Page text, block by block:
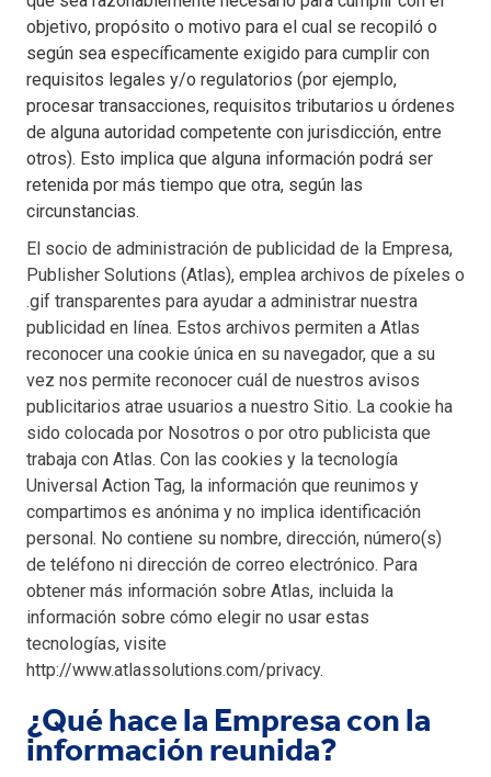
objetivo, propósito o motivo para el cual se recopiló o
según sea específicamente exigido para cumplir con
requisitos legales y/o regulatorios (por ejemplo,
procesar transacciones, requisitos tributarios u órdenes
de alguna autoridad competente con jurisdicción, entre
otros). Esto implica que alguna información podrá ser
retenida por más tiempo que otra, según las
circunstancias.
El socio de administración de publicidad de la Empresa,
Publisher Solutions (Atlas), emplea archivos de píxeles o
.gif transparentes para ayudar a administrar nuestra
publicidad en línea. Estos archivos permiten a Atlas
reconocer una cookie única en su navegador, que a su
vez nos permite reconocer cuál de nuestros avisos
publicitarios atrae usuarios a nuestro Sitio. La cookie ha
sido colocada por Nosotros o por otro publicista que
trabaja con Atlas. Con las cookies y la tecnología
Universal Action Tag, la información que reunimos y
compartimos es anónima y no implica identificación
personal. No contiene su nombre, dirección, número(s)
de teléfono ni dirección de correo electrónico. Para
obtener más información sobre Atlas, incluida la
información sobre cómo elegir no usar estas
tecnologías, visite
http://www.atlassolutions.com/privacy.
¿Qué hace la Empresa con la
información reunida?